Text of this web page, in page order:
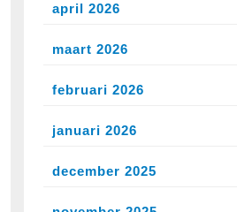
april 2026
maart 2026
februari 2026
januari 2026
december 2025